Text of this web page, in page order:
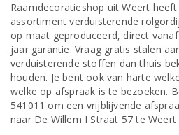
Raamdecoratieshop uit Weert
assortiment verduisterende
op maat geproduceerd, direct
jaar garantie. Vraag gratis stalen
verduisterende stoffen dan thuis
houden. Je bent ook van harte
welke op afspraak is te bezoeken.
541011 om een vrijblijvende
naar De Willem I Straat 57 te Weert